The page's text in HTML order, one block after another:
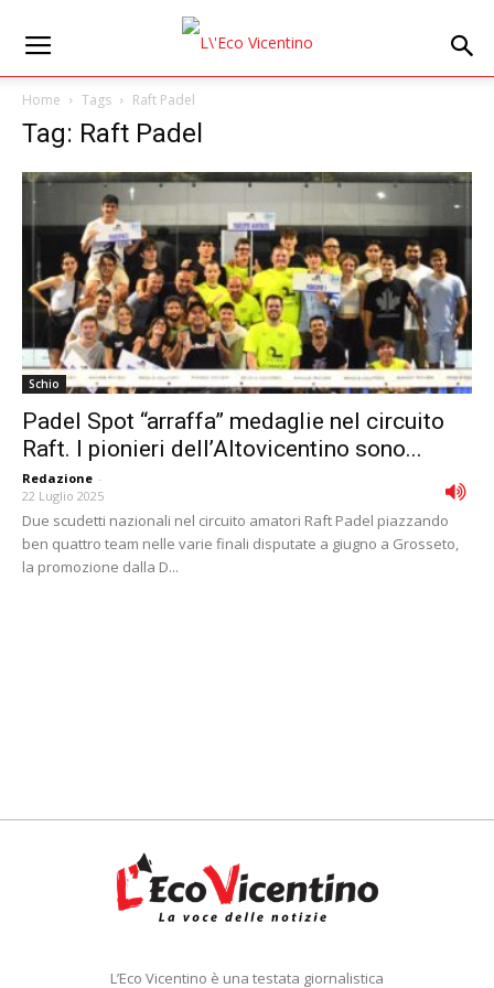
Home Tags Raft Padel
Tag: Raft Padel
Schio
Padel Spot “arraffa” medaglie nel circuito
Raft. I pionieri dell’Altovicentino sono...
Redazione -
22 Luglio 2025
Due scudetti nazionali nel circuito amatori Raft Padel piazzando
ben quattro team nelle varie finali disputate a giugno a Grosseto,
la promozione dalla D...
L’Eco Vicentino è una testata giornalistica